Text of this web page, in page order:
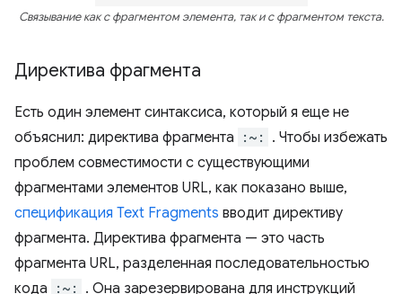
Связывание как с фрагментом элемента, так и с фрагментом текста.
Директива фрагмента
Есть один элемент синтаксиса, который я еще не
объяснил: директива фрагмента
:~:
. Чтобы избежать
проблем совместимости с существующими
фрагментами элементов URL, как показано выше,
спецификация Text Fragments вводит директиву
фрагмента. Директива фрагмента — это часть
фрагмента URL, разделенная последовательностью
кода
:~:
. Она зарезервирована для инструкций